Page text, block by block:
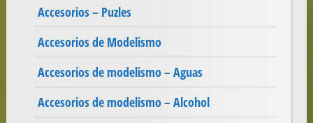
Accesorios – Puzles
Accesorios de Modelismo
Accesorios de modelismo – Aguas
Accesorios de modelismo – Alcohol